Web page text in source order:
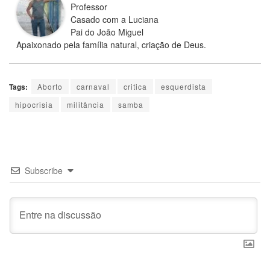
Professor
Casado com a Luciana
Pai do João Miguel
Apaixonado pela família natural, criação de Deus.
Tags: Aborto carnaval critica
esquerdista
hipocrisia
militância samba
Subscribe